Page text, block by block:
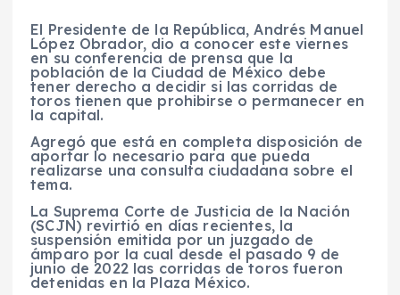
El Presidente de la República, Andrés Manuel
López Obrador, dio a conocer este viernes
en su conferencia de prensa que la
población de la Ciudad de México debe
tener derecho a decidir si las corridas de
toros tienen que prohibirse o permanecer en
la capital.
Agregó que está en completa disposición de
aportar lo necesario para que pueda
realizarse una consulta ciudadana sobre el
tema.
La Suprema Corte de Justicia de la Nación
(SCJN) revirtió en días recientes, la
suspensión emitida por un juzgado de
ámparo por la cual desde el pasado 9 de
junio de 2022 las corridas de toros fueron
detenidas en la Plaza México.